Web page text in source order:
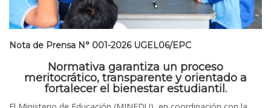
Nota de Prensa N° 001-2026 UGEL06/EPC
Normativa garantiza un proceso
meritocrático, transparente yorientado a
fortalecer el bienestar estudiantil.